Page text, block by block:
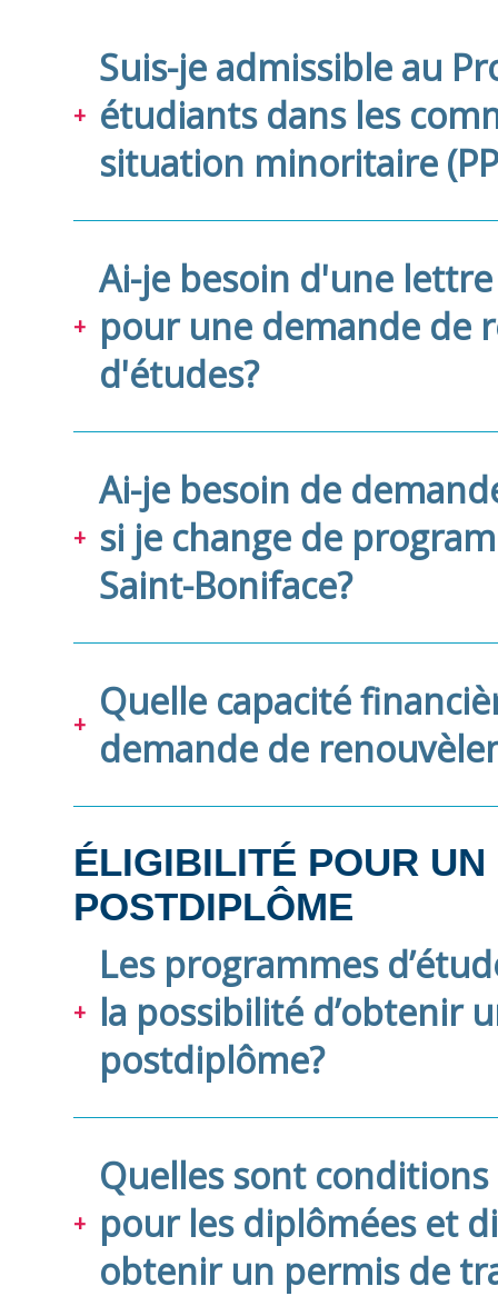
Suis-je admissible au
étudiants dans les
situation minoritaire
Ai-je besoin d'une
pour une demande de
d'études?
Ai-je besoin de
si je change de
Saint-Boniface?
Quelle capacité
demande de
ÉLIGIBILITÉ POUR
POSTDIPLÔME
Les programmes
la possibilité d’obtenir
postdiplôme?
Quelles sont
pour les diplômées et
obtenir un permis de